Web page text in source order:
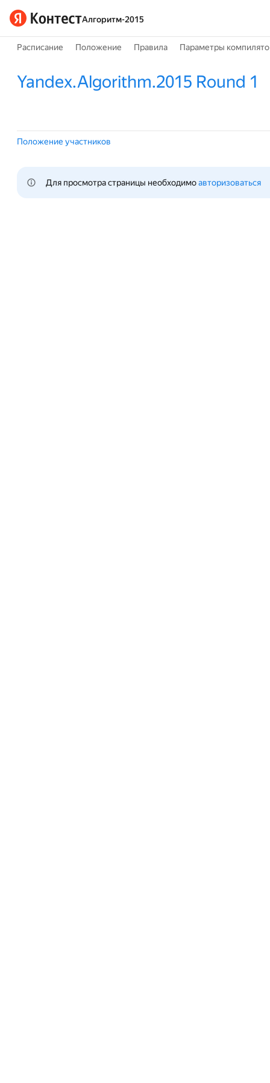
Алгоритм-2015
Расписание Положение Правила Параметры
Yandex.Algorithm.2015 Round 1
Положение участников
Для просмотра страницы необходимо авторизоваться